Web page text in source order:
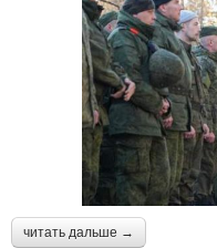
читать дальше →